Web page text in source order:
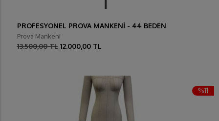
PROFESYONEL PROVA MANKENİ - 44 BEDEN
Prova Mankeni
13.500,00 TL 12.000,00 TL
%11